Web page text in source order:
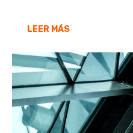
LEER MÁS